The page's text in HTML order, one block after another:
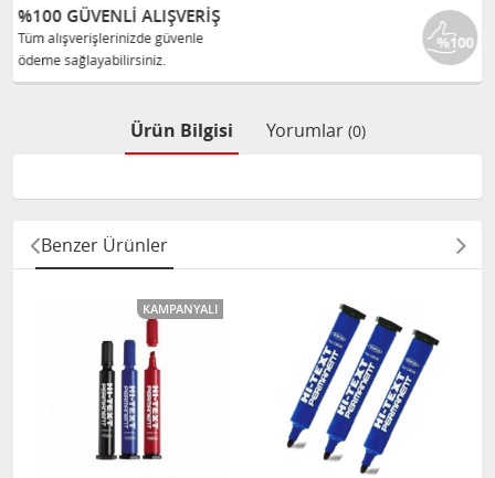
%100 ORJINAL ÜRÜNLER
Tüm ürünlerimiz ilgili üreticiden
Ürün Bilgisi Yorumlar (0)
Benzer Ürünler
KAMPANYALI